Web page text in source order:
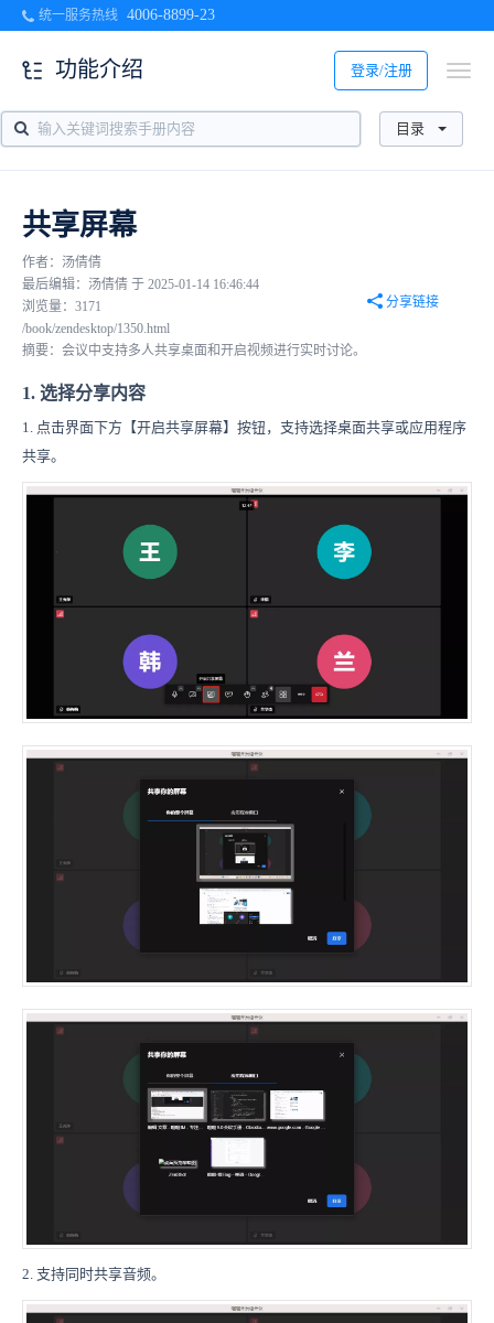
统一服务热线 4006-8899-23
登录/注册
功能介绍
目录
共享屏幕
作者：汤倩倩
最后编辑：汤倩倩 于 2025-01-14 16:46:44
浏览量：3171
分享链接
/book/zendesktop/1350.html
摘要：会议中支持多人共享桌面和开启视频进行实时讨论。
1. 选择分享内容
1. 点击界面下方【开启共享屏幕】按钮，支持选择桌面共享或应用程序
共享。
2. 支持同时共享音频。